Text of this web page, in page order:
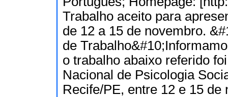
Trabalho aceito para
de 12 a 15 de novembro.
de
o trabalho abaixo referido
Nacional de Psicologia
Recife/PE, entre 12 e 15 de